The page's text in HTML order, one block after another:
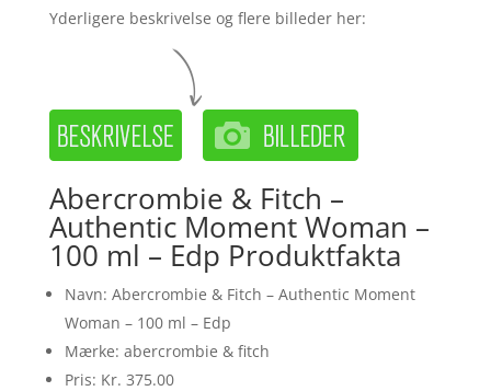
Yderligere beskrivelse og flere billeder her:
Abercrombie & Fitch –
Authentic Moment Woman –
100 ml – Edp Produktfakta
Navn: Abercrombie & Fitch – Authentic Moment
Woman – 100 ml – Edp
Mærke: abercrombie & fitch
Pris: Kr. 375.00